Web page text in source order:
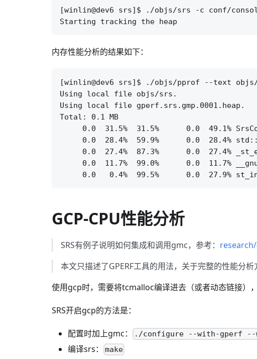
[winlin@dev6 srs]$ ./objs/srs -c conf/
内存性能分析的结果如下：
[winlin@dev6 srs]$ ./objs/pprof --text
Using local file objs/srs.
Using local file gperf.srs.gmp.0001.heap.
Total: 0.1 MB
0.0  31.5%  31.5%      0.0  49.1%
0.0  28.4%  59.9%      0.0  28.4%
0.0  27.4%  87.3%      0.0  27.4%
0.0  11.7%  99.0%      0.0  11.7%
GCP-CPU性能分析
SRS有例子说明如何集成和调用gmc，参考：
本文只描述了GPERF工具的用法，关于完整的性能分析
使用gcp时，需要将tcmalloc编译进去（或者动态链接）
SRS开启gcp的方法是：
配置时加上gmc： ./configure --with-gperf --
编译srs： make